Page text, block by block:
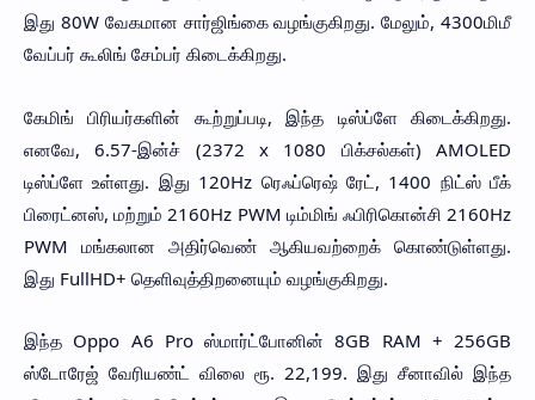
இது 80W வேகமான சார்ஜிங்கை வழங்குகிறது. மேலும், 4300மிமீ
வேப்பர் கூலிங் சேம்பர் கிடைக்கிறது.
கேமிங் பிரியர்களின் கூற்றுப்படி, இந்த டிஸ்ப்ளே கிடைக்கிறது.
எனவே, 6.57-இன்ச் (2372 x 1080 பிக்சல்கள்) AMOLED
டிஸ்ப்ளே உள்ளது. இது 120Hz ரெஃப்ரெஷ் ரேட், 1400 நிட்ஸ் பீக்
பிரைட்னஸ், மற்றும் 2160Hz PWM டிம்மிங் ஃபிரிகொன்சி 2160Hz
PWM மங்கலான அதிர்வெண் ஆகியவற்றைக் கொண்டுள்ளது.
இது FullHD+ தெளிவுத்திறனையும் வழங்குகிறது.
இந்த Oppo A6 Pro ஸ்மார்ட்போனின் 8GB RAM + 256GB
ஸ்டோரேஜ் வேரியண்ட் விலை ரூ. 22,199. இது சீனாவில் இந்த